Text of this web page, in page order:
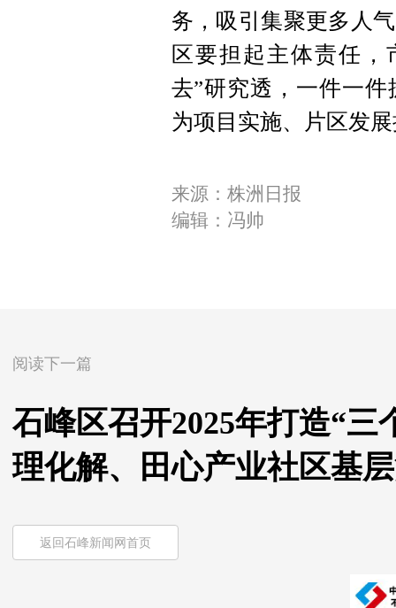
务，吸引集聚更多人
区要担起主体责任
去”研究透，一件一
为项目实施、片区发
来源：株洲日报
编辑：冯帅
阅读下一篇
石峰区召开2025年打造“
理化解、田心产业社区基
返回石峰新闻网首页